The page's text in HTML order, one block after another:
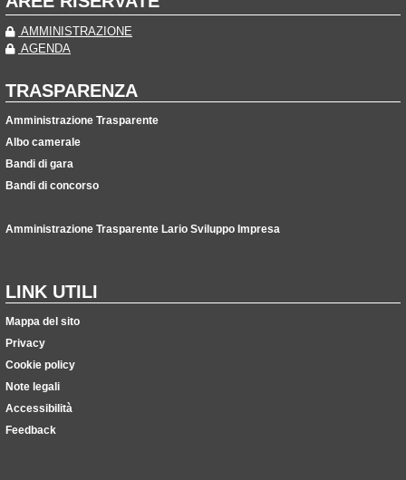
AMMINISTRAZIONE
AGENDA
TRASPARENZA
Amministrazione Trasparente
Albo camerale
Bandi di gara
Bandi di concorso
Amministrazione Trasparente Lario Sviluppo Impresa
LINK UTILI
Mappa del sito
Privacy
Cookie policy
Note legali
Accessibilità
Feedback